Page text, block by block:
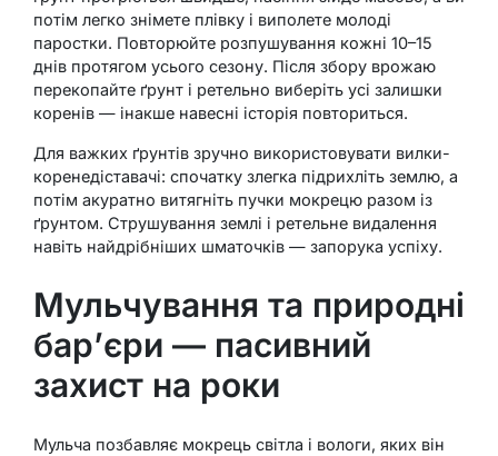
потім легко знімете плівку і виполете молоді
паростки. Повторюйте розпушування кожні 10–15
днів протягом усього сезону. Після збору врожаю
перекопайте ґрунт і ретельно виберіть усі залишки
коренів — інакше навесні історія повториться.
Для важких ґрунтів зручно використовувати вилки-
коренедіставачі: спочатку злегка підрихліть землю, а
потім акуратно витягніть пучки мокрецю разом із
ґрунтом. Струшування землі і ретельне видалення
навіть найдрібніших шматочків — запорука успіху.
Мульчування та природні
бар’єри — пасивний
захист на роки
Мульча позбавляє мокрець світла і вологи, яких він